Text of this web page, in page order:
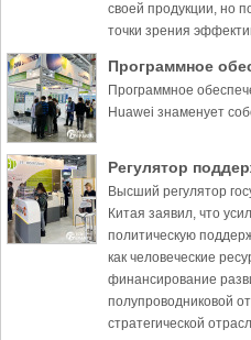
своей продукции, но
точки зрения
Программное
чипов Huawei
прорыв
Программное
Huawei знаменует
Регулятор
производители
стремлении к
Высший регулятор
Китая заявил, что
политическую
как человеческие
финансирование
полупроводниковой
стратегической